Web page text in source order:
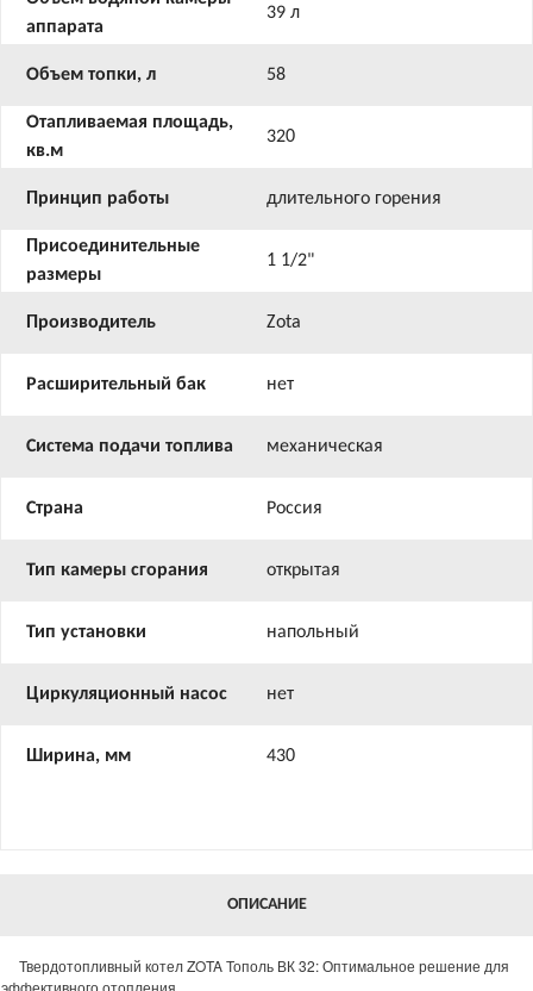
аппарата
39 л
Объем топки, л 58
Отапливаемая площадь,
кв.м
320
Принцип работы длительного горения
Присоединительные
размеры
1 1/2"
Производитель Zota
Расширительный бак нет
Система подачи топлива механическая
Страна Россия
Тип камеры сгорания открытая
Тип установки напольный
Циркуляционный насос нет
Ширина, мм 430
ОПИСАНИЕ
Твердотопливный котел ZOTA Тополь ВК 32: Оптимальное решение для
эффективного отопления